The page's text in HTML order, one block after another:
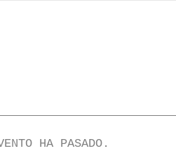
HA PASADO.